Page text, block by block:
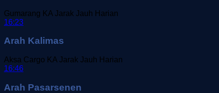
Gumarang KA Jarak Jauh Harian
16:23
Arah Kalimas
Aksa Cargo KA Jarak Jauh Harian
16:46
Arah Pasarsenen